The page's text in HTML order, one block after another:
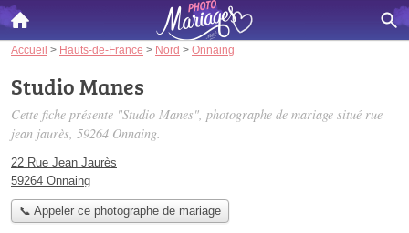
Accueil > Hauts-de-France > Nord > Onnaing
Studio Manes
Cette fiche présente "Studio Manes", photographe de mariage situé rue
jean jaurès, 59264 Onnaing.
22 Rue Jean Jaurès
59264 Onnaing
📞 Appeler ce photographe de mariage